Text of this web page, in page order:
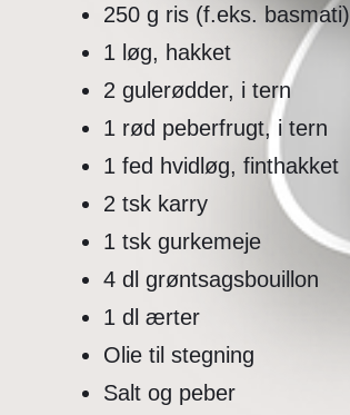
250 g ris (f.eks. basmati)
1 løg, hakket
2 gulerødder, i tern
1 rød peberfrugt, i tern
1 fed hvidløg, finthakket
2 tsk karry
1 tsk gurkemeje
4 dl grøntsagsbouillon
1 dl ærter
Olie til stegning
Salt og peber